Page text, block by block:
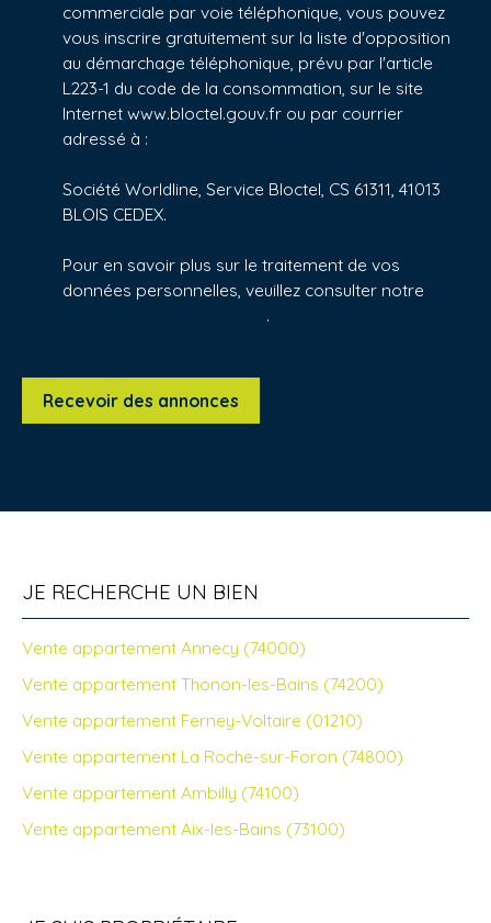
commerciale par voie téléphonique, vous pouvez
vous inscrire gratuitement sur la liste d'opposition
au démarchage téléphonique, prévu par l'article
L223-1 du code de la consommation, sur le site
Internet www.bloctel.gouv.fr ou par courrier
adressé à :
Société Worldline, Service Bloctel, CS 61311, 41013
BLOIS CEDEX.
Pour en savoir plus sur le traitement de vos
données personnelles, veuillez consulter notre
.
Recevoir des annonces
JE RECHERCHE UN BIEN
Vente appartement Annecy (74000)
Vente appartement Thonon-les-Bains (74200)
Vente appartement Ferney-Voltaire (01210)
Vente appartement La Roche-sur-Foron (74800)
Vente appartement Ambilly (74100)
Vente appartement Aix-les-Bains (73100)